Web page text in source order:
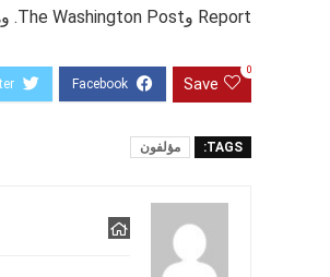
Report وThe Washington Post. وهو مقدم برنامج الويب “Faith Complex”، الذي يظهر على موقع The Huffington Post وغيرها.
Save
0
TAGS: مؤلفون